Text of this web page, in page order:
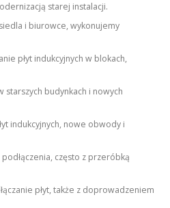
starej instalacji.
i biurowce, wykonujemy
płyt indukcyjnych w blokach,
starszych budynkach i nowych
indukcyjnych, nowe obwody i
często z przeróbką
płyt, także z doprowadzeniem